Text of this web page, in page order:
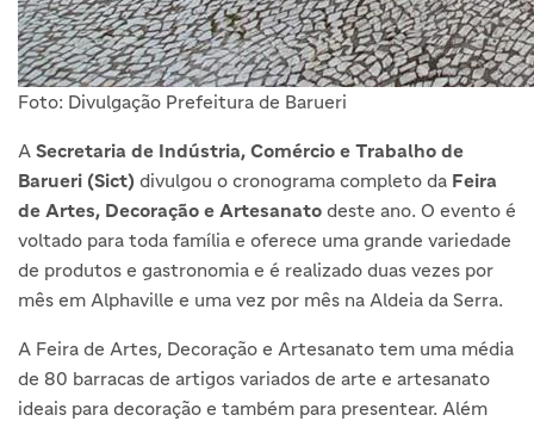
Foto: Divulgação Prefeitura de Barueri
A Secretaria de Indústria, Comércio e Trabalho de
Barueri (Sict) divulgou o cronograma completo da Feira
de Artes, Decoração e Artesanato deste ano. O evento é
voltado para toda família e oferece uma grande variedade
de produtos e gastronomia e é realizado duas vezes por
mês em Alphaville e uma vez por mês na Aldeia da Serra.
A Feira de Artes, Decoração e Artesanato tem uma média
de 80 barracas de artigos variados de arte e artesanato
ideais para decoração e também para presentear. Além